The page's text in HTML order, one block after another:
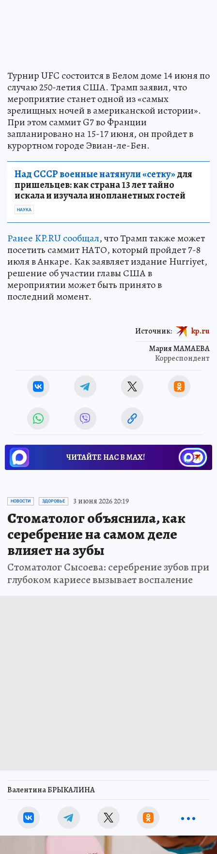
Турнир UFC состоится в Белом доме 14 июня по
случаю 250-летия США. Трамп заявил, что
мероприятие станет одной из «самых
зрелищных ночей в американской истории».
При этом саммит G7 во Франции
запланировано на 15-17 июня, он пройдет в
курортном городе Эвиан-ле-Бен.
Над СССР военные натянули «сетку»для
пришельцев: как страна 13 лет тайно
искала и изучала инопланетных гостей
НАУКА
Ранее KP.RU сообщал, что Трамп также может
посетить саммит НАТО, который пройдет 7-8
июля в Анкаре. Как заявляет издание Hurriyet,
решение об участии главы США в
мероприятии может быть принято в
последний момент.
Мария МАМАЕВА
Корреспондент
Источник: kp.ru
ЧИТАЙТЕ НАС В МАХ!
НОВОСТИ ЗДОРОВЬЕ 3 июня 2026 20:19
Стоматолог объяснила, как
серебрение на самом деле
влияет на зубы
Стоматолог Сысоева: серебрение зубов при
глубоком кариесе вызывает воспаление
Валентина БРЫКАЛИНА